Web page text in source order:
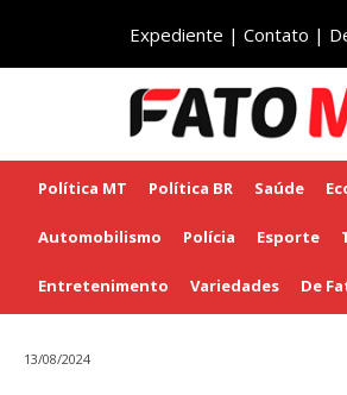
Expediente | Contato |
Política MT Política BR Saúde
Automobilismo Polícia Esporte
Entretenimento Variedades De
13/08/2024